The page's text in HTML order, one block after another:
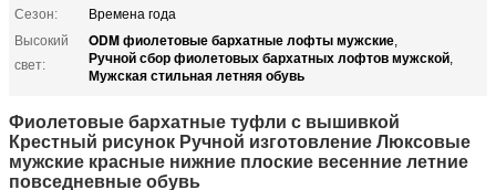
Сезон:
Времена года
Высокий
свет:
ODM фиолетовые бархатные лофты мужские,
Ручной сбор фиолетовых бархатных лофтов мужской,
Мужская стильная летняя обувь
Фиолетовые бархатные туфли с вышивкой
Крестный рисунок Ручной изготовление Люксовые
мужские красные нижние плоские весенние летние
повседневные обувь